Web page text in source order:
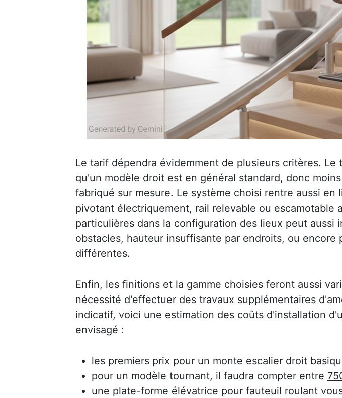
Le tarif dépendra évidemment de plusieurs critères.
qu'un modèle droit est en général standard, donc
fabriqué sur mesure. Le système choisi rentre aussi
pivotant électriquement, rail relevable ou escamotable
particulières dans la configuration des lieux peut aussi
obstacles, hauteur insuffisante par endroits, ou
différentes.
Enfin, les finitions et la gamme choisies feront aussi
nécessité d'effectuer des travaux supplémentaires
indicatif, voici une estimation des coûts d'installation
envisagé :
les premiers prix pour un monte escalier droit
pour un modèle tournant, il faudra compter entre
une plate-forme élévatrice pour fauteuil roulant